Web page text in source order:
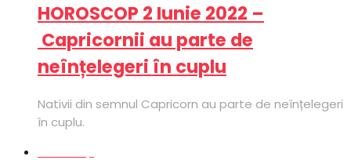
HOROSCOP 2 Iunie 2022 –
Capricornii au parte de
neînțelegeri în cuplu
Nativii din semnul Capricorn au parte de neînțelegeri
în cuplu.